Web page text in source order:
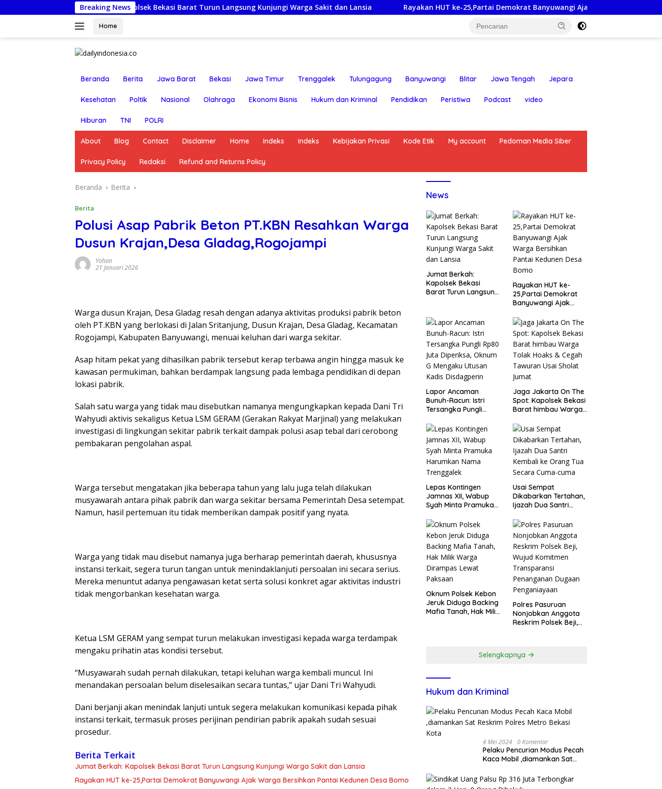
ke
Breaking News
Jumat Berkah: Kapolsek Bekasi Barat Turun Langsung Kunjungi Warga Sakit dan Lansia Rayakan HUT ke-25,Partai Demokrat Banyuwangi Ajak Warga Bersihkan Pantai
Home
Beranda Berita Jawa Barat Bekasi Jawa Timur Trenggalek Tulungagung Banyuwangi Blitar Jawa Tengah Jepara
Kesehatan Poltik Nasional Olahraga Ekonomi Bisnis Hukum dan Kriminal Pendidikan Peristiwa Podcast video
Hiburan TNI POLRI
About Blog Contact Disclaimer Home Indeks Indeks Kebijakan Privasi Kode Etik My account Pedoman Media Siber
Privacy Policy Redaksi Refund and Returns Policy
Beranda Berita
Berita
Polusi Asap Pabrik Beton PT.KBN Resahkan Warga
Dusun Krajan,Desa Gladag,Rogojampi
Yohan
21 Januari 2026
Warga dusun Krajan, Desa Gladag resah dengan adanya aktivitas produksi pabrik beton
oleh PT.KBN yang berlokasi di Jalan Sritanjung, Dusun Krajan, Desa Gladag, Kecamatan
Rogojampi, Kabupaten Banyuwangi, menuai keluhan dari warga sekitar.
Asap hitam pekat yang dihasilkan pabrik tersebut kerap terbawa angin hingga masuk ke
kawasan permukiman, bahkan berdampak langsung pada lembaga pendidikan di depan
lokasi pabrik.
Salah satu warga yang tidak mau disebutkan namanya mengungkapkan kepada Dani Tri
Wahyudi aktivis sekaligus Ketua LSM GERAM (Gerakan Rakyat Marjinal) yang melakukan
investigasi di lingkungan sekitar pabrik terkait dampak polusi asap tebal dari cerobong
pembakaran pengolahan aspal.
Warga tersebut mengatakan jika beberapa tahun yang lalu juga telah dilakukan
musyawarah antara pihak pabrik dan warga sekitar bersama Pemerintah Desa setempat.
Namun, hasil pertemuan itu tidak memberikan dampak positif yang nyata.
Warga yang tidak mau disebut namanya juga berharap pemerintah daerah, khususnya
instansi terkait, segera turun tangan untuk menindaklanjuti persoalan ini secara serius.
Mereka menuntut adanya pengawasan ketat serta solusi konkret agar aktivitas industri
tidak mengorbankan kesehatan warga.
Ketua LSM GERAM yang sempat turun melakukan investigasi kepada warga terdampak
mengaku prihatin atas kondisi tersebut.
“Musyawarah sudah pernah dilakukan, tetapi keluhan warga kembali muncul. Ini
menandakan persoalan belum diselesaikan secara tuntas,” ujar Dani Tri Wahyudi.
Dani berjanji akan menindak lanjuti untuk segera melakukan komunikasi kepada pihak
instansi terkait, termasuk proses perijinan pendirian pabrik apakah sudah sesuai
prosedur.
Berita Terkait
Jumat Berkah: Kapolsek Bekasi Barat Turun Langsung Kunjungi Warga Sakit dan Lansia
Rayakan HUT ke-25,Partai Demokrat Banyuwangi Ajak Warga Bersihkan Pantai Kedunen Desa Bomo
News
Jumat Berkah:
Kapolsek Bekasi
Barat Turun Langsung
Rayakan HUT ke-
25,Partai Demokrat
Banyuwangi Ajak
Pantai Kedunen Desa
Bomo
Lapor Ancaman
Bunuh-Racun: Istri
Tersangka Pungli
Oknum G Mengaku
Utusan Kadis
Disdagperin
Jaga Jakarta On The
Spot: Kapolsek Bekasi
Barat himbau Warga
Tawuran Usai Sholat
Jumat
Lepas Kontingen
Jamnas XII, Wabup
Syah Minta Pramuka
Trenggalek
Usai Sempat
Dikabarkan Tertahan,
Ijazah Dua Santri
Secara Cuma-cuma
Oknum Polsek Kebon
Jeruk Diduga Backing
Mafia Tanah, Hak Milik
Polres Pasuruan
Nonjobkan Anggota
Reskrim Polsek Beji,
Penganiayaan
Selengkapnya
Hukum dan Kriminal
4 Mei 2024 0 Komentar
Pelaku Pencurian Modus Pecah
Kaca Mobil ,diamankan Sat
Kota